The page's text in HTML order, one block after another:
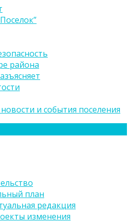
района
и события поселения
план
редакция
изменения